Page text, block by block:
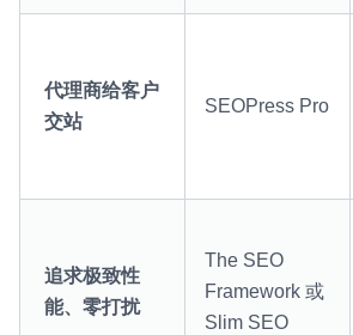
代理商给客户
交站
SEOPress Pro
追求极致性
能、零打扰
The SEO
Framework 或
Slim SEO